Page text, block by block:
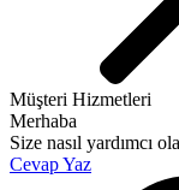
Müşteri Hizmetleri
Merhaba
Size nasıl yardımcı
Cevap Yaz